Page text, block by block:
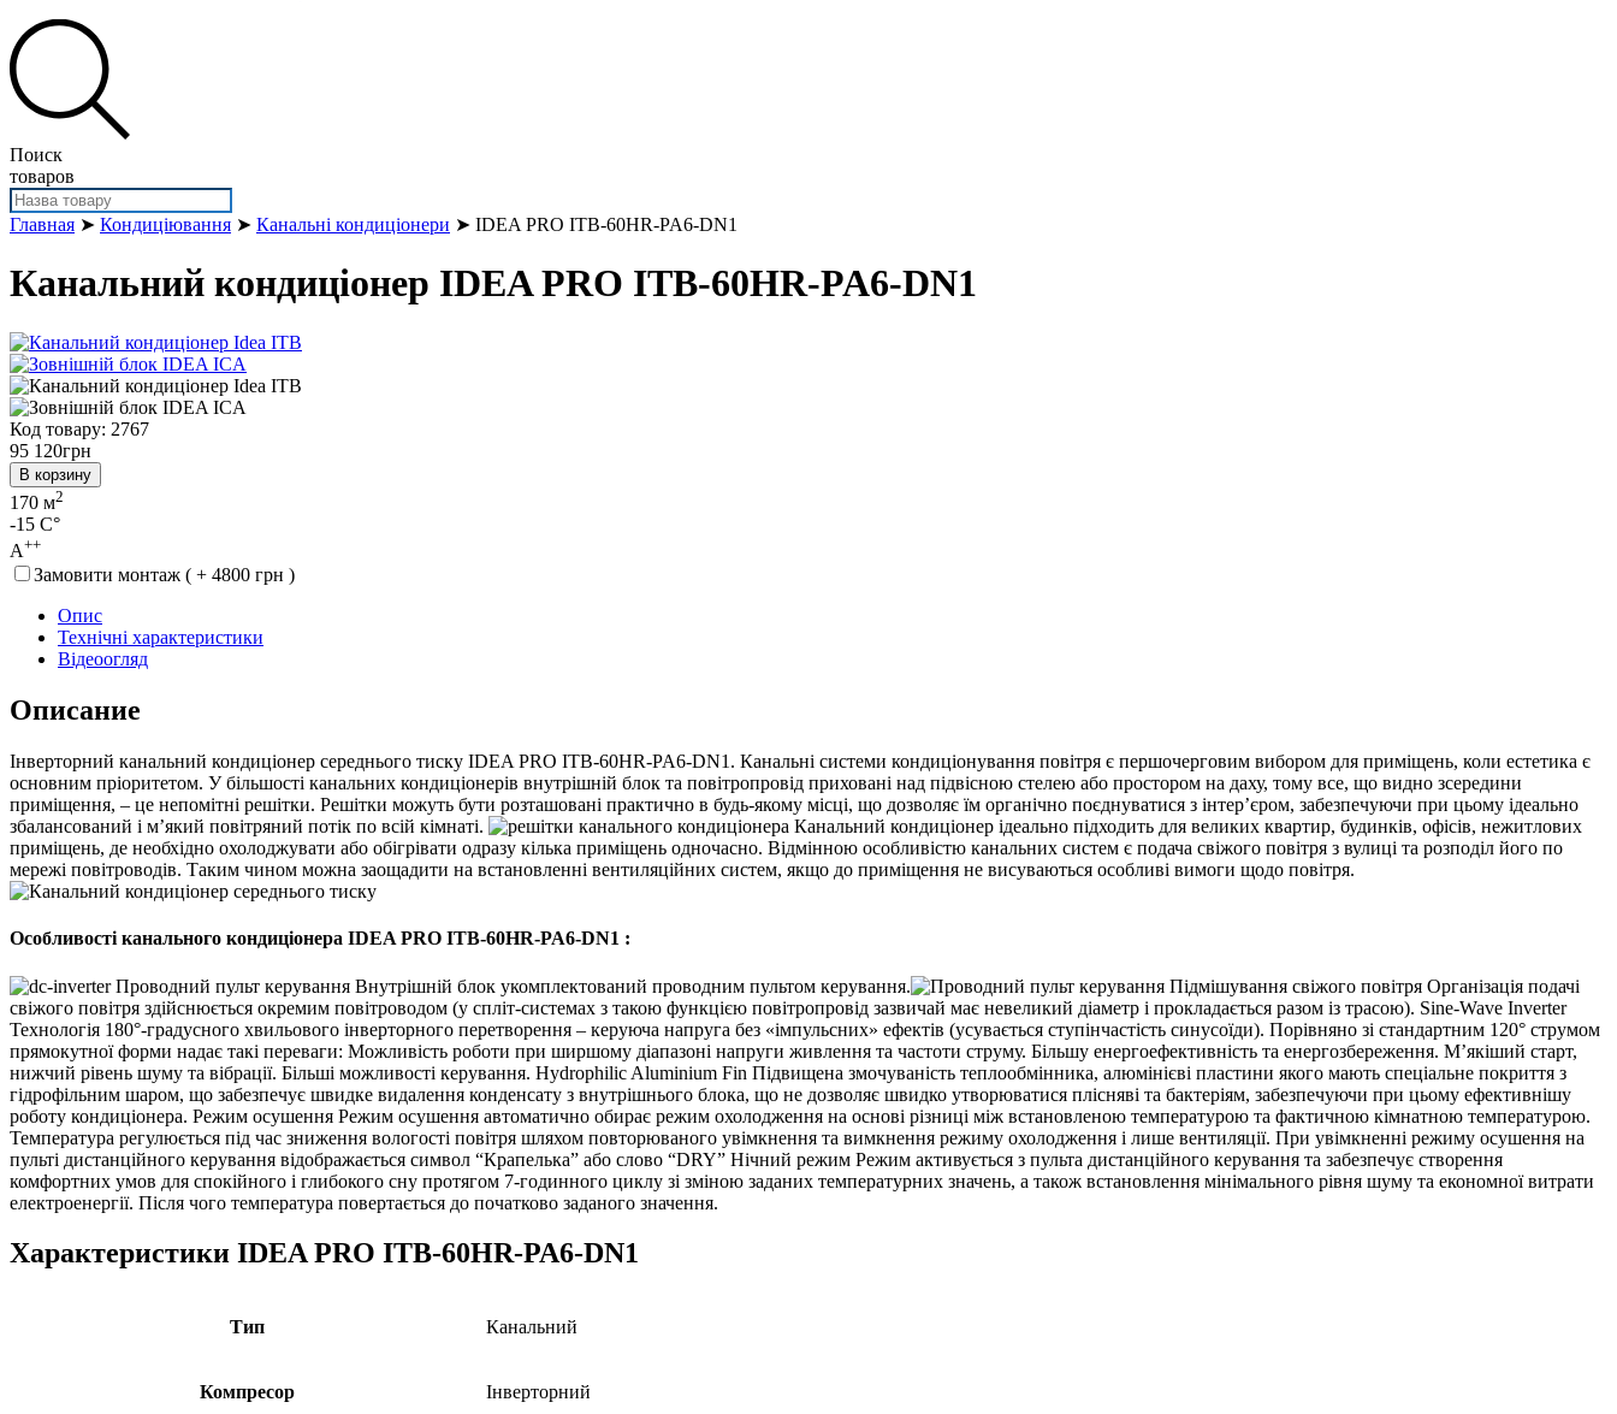
Поиск
товаров
Главная ➤ Кондиціювання ➤ Канальні кондиціонери ➤ IDEA PRO ITB-60HR-PA6-DN1
Канальний кондиціонер IDEA PRO ITB-60HR-PA6-DN1
Код товару: 2767
95 120грн
В корзину
170 м2
-15 C°
A++
Замовити монтаж ( + 4800 грн )
Опис
Технічні характеристики
Відеоогляд
Описание
Інверторний канальний кондиціонер середнього тиску IDEA PRO ITB-60HR-PA6-DN1. Канальні системи кондиціонування повітря є першочерговим вибором для приміщень, коли естетика є
основним пріоритетом. У більшості канальних кондиціонерів внутрішній блок та повітропровід приховані над підвісною стелею або простором на даху, тому все, що видно зсередини
приміщення, – це непомітні решітки. Решітки можуть бути розташовані практично в будь-якому місці, що дозволяє їм органічно поєднуватися з інтер’єром, забезпечуючи при цьому ідеально
збалансований і м’який повітряний потік по всій кімнаті.
Канальний кондиціонер ідеально підходить для великих квартир, будинків, офісів, нежитлових
приміщень, де необхідно охолоджувати або обігрівати одразу кілька приміщень одночасно. Відмінною особливістю канальних систем є подача свіжого повітря з вулиці та розподіл його по
мережі повітроводів. Таким чином можна заощадити на встановленні вентиляційних систем, якщо до приміщення не висуваються особливі вимоги щодо повітря.
Особливості канального кондиціонера IDEA PRO ITB-60HR-PA6-DN1 :
Проводний пульт керування Внутрішній блок укомплектований проводним пультом керування. Підмішування свіжого повітря Організація подачі
свіжого повітря здійснюється окремим повітроводом (у спліт-системах з такою функцією повітропровід зазвичай має невеликий діаметр і прокладається разом із трасою). Sine-Wave Inverter
Технологія 180°-градусного хвильового інверторного перетворення – керуюча напруга без «імпульсних» ефектів (усувається ступінчастість синусоїди). Порівняно зі стандартним 120° струмом
прямокутної форми надає такі переваги: Можливість роботи при ширшому діапазоні напруги живлення та частоти струму. Більшу енергоефективність та енергозбереження. М’якіший старт,
нижчий рівень шуму та вібрації. Більші можливості керування. Hydrophilic Aluminium Fin Підвищена змочуваність теплообмінника, алюмінієві пластини якого мають спеціальне покриття з
гідрофільним шаром, що забезпечує швидке видалення конденсату з внутрішнього блока, що не дозволяє швидко утворюватися плісняві та бактеріям, забезпечуючи при цьому ефективнішу
роботу кондиціонера. Режим осушення Режим осушення автоматично обирає режим охолодження на основі різниці між встановленою температурою та фактичною кімнатною температурою.
Температура регулюється під час зниження вологості повітря шляхом повторюваного увімкнення та вимкнення режиму охолодження і лише вентиляції. При увімкненні режиму осушення на
пульті дистанційного керування відображається символ “Крапелька” або слово “DRY” Нічний режим Режим активується з пульта дистанційного керування та забезпечує створення
комфортних умов для спокійного і глибокого сну протягом 7-годинного циклу зі зміною заданих температурних значень, а також встановлення мінімального рівня шуму та економної витрати
електроенергії. Після чого температура повертається до початково заданого значення.
Характеристики IDEA PRO ITB-60HR-PA6-DN1
Тип Канальний
Компресор Інверторний